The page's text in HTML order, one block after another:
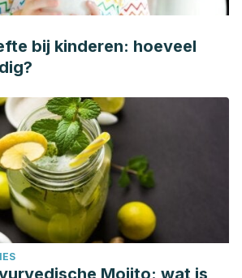
bij kinderen: hoeveel
Mojito: wat is